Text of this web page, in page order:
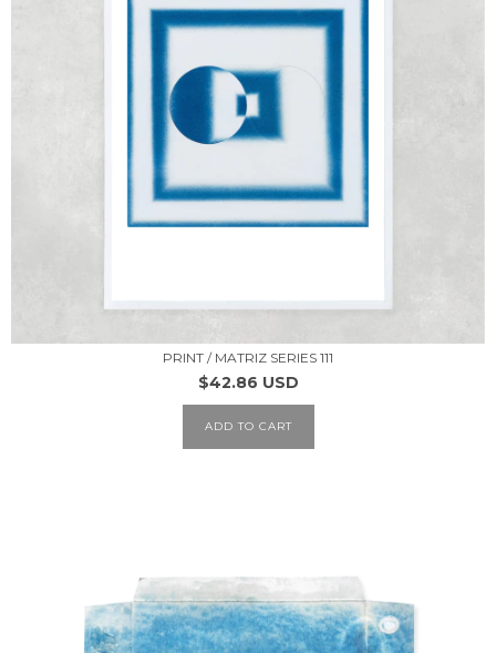
PRINT / MATRIZ SERIES 111
$42.86 USD
ADD TO CART